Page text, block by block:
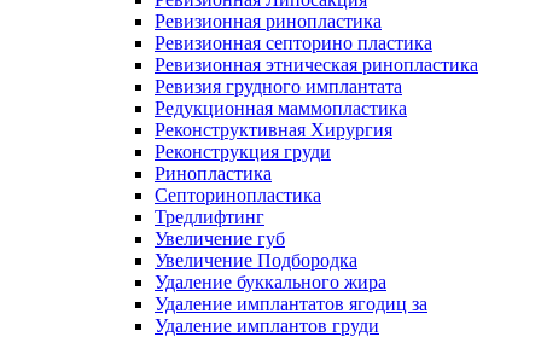
Ревизионная ринопластика
Ревизионная септорино пластика
Ревизионная этническая ринопластика
Ревизия грудного имплантата
Редукционная маммопластика
Реконструктивная Хирургия
Реконструкция груди
Ринопластика
Септоринопластика
Тредлифтинг
Увеличение губ
Увеличение Подбородка
Удаление буккального жира
Удаление имплантатов ягодиц за
Удаление имплантов груди